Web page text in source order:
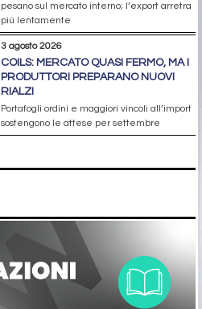
pesano sul mercato interno; l’export arretra
più lentamente
3 agosto 2026
COILS: MERCATO QUASI FERMO, MA I
PRODUTTORI PREPARANO NUOVI
RIALZI
Portafogli ordini e maggiori vincoli all’import
sostengono le attese per settembre